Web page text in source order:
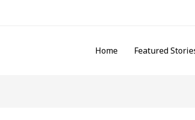
Home Featured